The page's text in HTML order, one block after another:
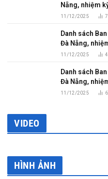
Nẵng, nhiệm
11/12/2025
Danh sách
Đà Nẵng,
11/12/2025
Danh sách
Đà Nẵng,
11/12/2025
VIDEO
HÌNH ẢNH